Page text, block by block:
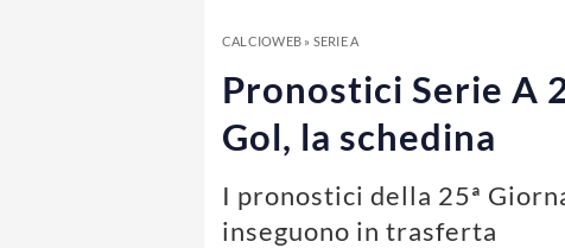
CALCIOWEB» SERIE A
Pronostici Serie A
Gol, la schedina
I pronostici della 25ª
inseguono in trasferta